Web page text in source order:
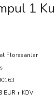
1
Floresanlar
EUR + KDV